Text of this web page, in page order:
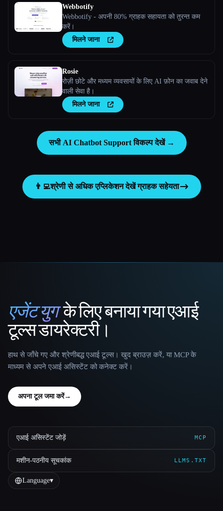
Webbotify
Webbotify - अपनी 80% ग्राहक सहायता को तुरन्त कम
करें।
मिलने जाना
Rosie
रोज़ी छोटे और मध्यम व्यवसायों के लिए AI फ़ोन का जवाब देने
वाली सेवा है।
मिलने जाना
सभी AI Chatbot Support विकल्प देखें →
👨‍💻श्रेणी से अधिक एप्लिकेशन देखेंग्राहक सहेयता
That AI Collection
एजेंट युगके लिए बनाया गया एआई
टूल्स डायरेक्टरी।
हाथ से जाँचे गए और श्रेणीबद्ध एआई टूल्स। खुद ब्राउज़ करें, या MCP के
माध्यम से अपने एआई असिस्टेंट को कनेक्ट करें।
अपना टूल जमा करें→
एआई असिस्टेंट जोड़ें MCP
मशीन-पठनीय सूचकांक LLMS.TXT
Language▾